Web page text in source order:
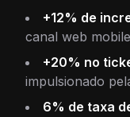
+12% de
canal web mobile
+20% no
impulsionado
6% de taxa